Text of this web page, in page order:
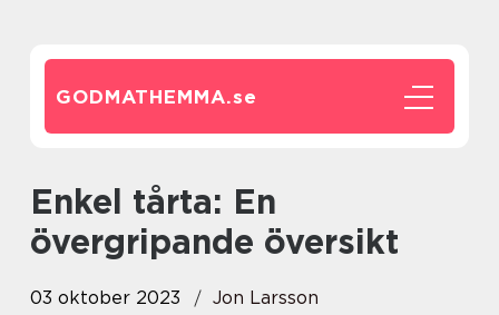
GODMATHEMMA.se
Enkel tårta: En
övergripande översikt
03 oktober 2023
Jon Larsson